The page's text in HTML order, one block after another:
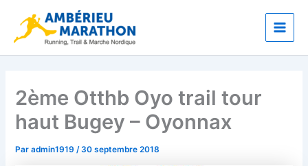
contenu
Main
2ème Otthb Oyo trail tour
haut Bugey – Oyonnax
Paradmin1919/30 septembre 2018